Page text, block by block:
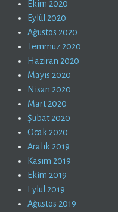
Ekim 2020
Eylül 2020
Ağustos 2020
Temmuz 2020
Haziran 2020
Mayıs 2020
Nisan 2020
Mart 2020
Şubat 2020
Ocak 2020
Aralık 2019
Kasım 2019
Ekim 2019
Eylül 2019
Ağustos 2019